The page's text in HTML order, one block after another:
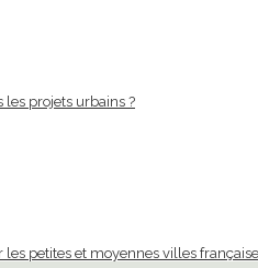
projets urbains ?
petites et moyennes villes